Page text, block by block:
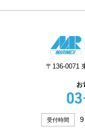
〒136-0071
受付時間 9